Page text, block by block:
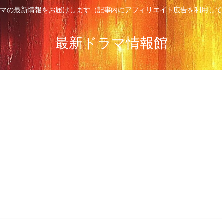
の最新情報をお届けします（記事内にアフィリエイト広告を利用し
最新ドラマ情報館